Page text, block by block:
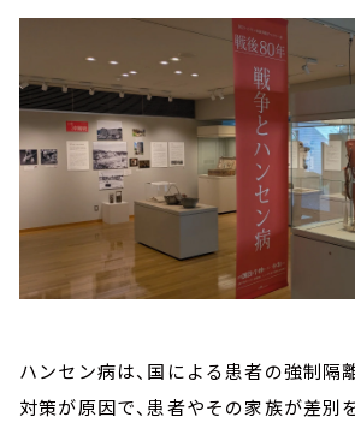
ハンセン病は、国による患者の強制隔
対策が原因で、患者やその家族が差別